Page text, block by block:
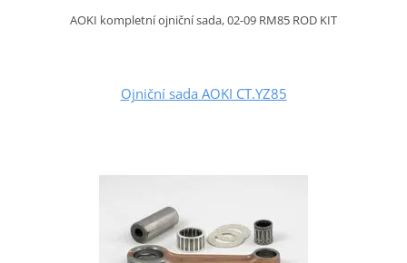
AOKI kompletní ojniční sada, 02-09 RM85 ROD KIT
Ojniční sada AOKI CT.YZ85